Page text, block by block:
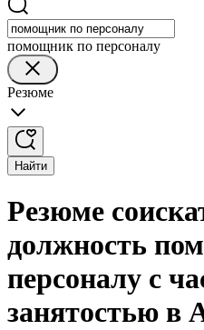
помощник по персоналу
Резюме
Найти
Резюме
должность
персоналу с
занятостью в